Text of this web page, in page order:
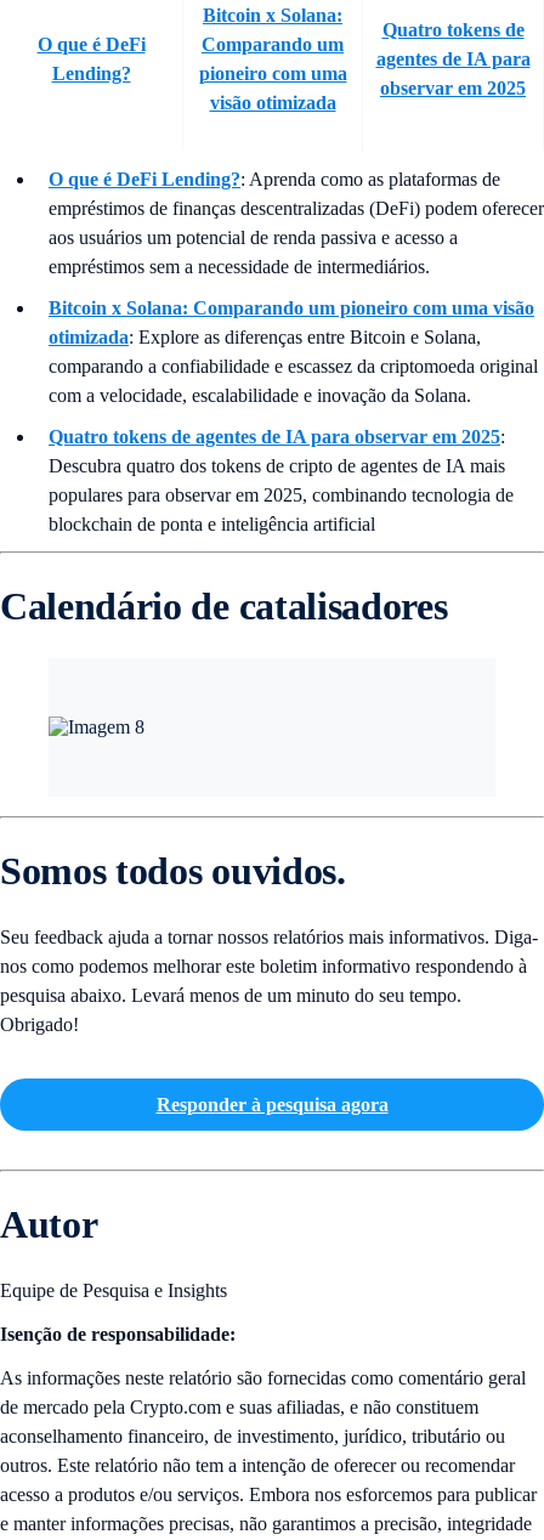
O que é DeFi
Lending?
Bitcoin x Solana:
Comparando um
pioneiro com uma
visão otimizada
Quatro tokens de
agentes de IA para
observar em 2025
O que é DeFi Lending?: Aprenda como as plataformas de
empréstimos de finanças descentralizadas (DeFi) podem oferecer
aos usuários um potencial de renda passiva e acesso a
empréstimos sem a necessidade de intermediários.
Bitcoin x Solana: Comparando um pioneiro com uma visão
otimizada: Explore as diferenças entre Bitcoin e Solana,
comparando a confiabilidade e escassez da criptomoeda original
com a velocidade, escalabilidade e inovação da Solana.
Quatro tokens de agentes de IA para observar em 2025:
Descubra quatro dos tokens de cripto de agentes de IA mais
populares para observar em 2025, combinando tecnologia de
blockchain de ponta e inteligência artificial
Calendário de catalisadores
Somos todos ouvidos.
Seu feedback ajuda a tornar nossos relatórios mais informativos. Diga-
nos como podemos melhorar este boletim informativo respondendo à
pesquisa abaixo. Levará menos de um minuto do seu tempo.
Obrigado!
Responder à pesquisa agora
Autor
Equipe de Pesquisa e Insights
Isenção de responsabilidade:
As informações neste relatório são fornecidas como comentário geral
de mercado pela Crypto.com e suas afiliadas, e não constituem
aconselhamento financeiro, de investimento, jurídico, tributário ou
outros. Este relatório não tem a intenção de oferecer ou recomendar
acesso a produtos e/ou serviços. Embora nos esforcemos para publicar
e manter informações precisas, não garantimos a precisão, integridade